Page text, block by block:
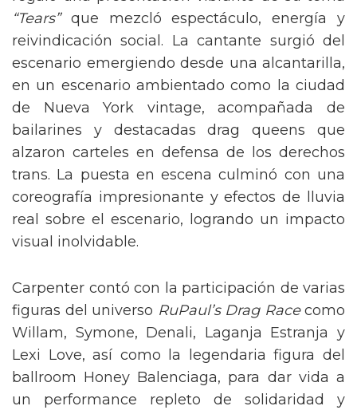
“Tears”que mezcló espectáculo, energía y
reivindicación social. La cantante surgió del
escenario emergiendo desde una alcantarilla,
en un escenario ambientado como la ciudad
de Nueva York vintage, acompañada de
bailarines y destacadas drag queens que
alzaron carteles en defensa de los derechos
trans. La puesta en escena culminó con una
coreografía impresionante y efectos de lluvia
real sobre el escenario, logrando un impacto
visual inolvidable.
Carpenter contó con la participación de varias
figuras del universo RuPaul’s Drag Racecomo
Willam, Symone, Denali, Laganja Estranja y
Lexi Love, así como la legendaria figura del
ballroom Honey Balenciaga, para dar vida a
un performance repleto de solidaridad y